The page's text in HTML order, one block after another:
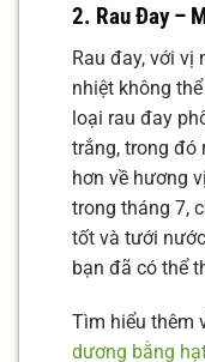
2. Rau Đay –
Rau đay, với vị
nhiệt không
loại rau đay
trắng, trong đó
hơn về hương
trong tháng 7,
tốt và tưới
bạn đã có thể
Tìm hiểu thêm
dương bằng